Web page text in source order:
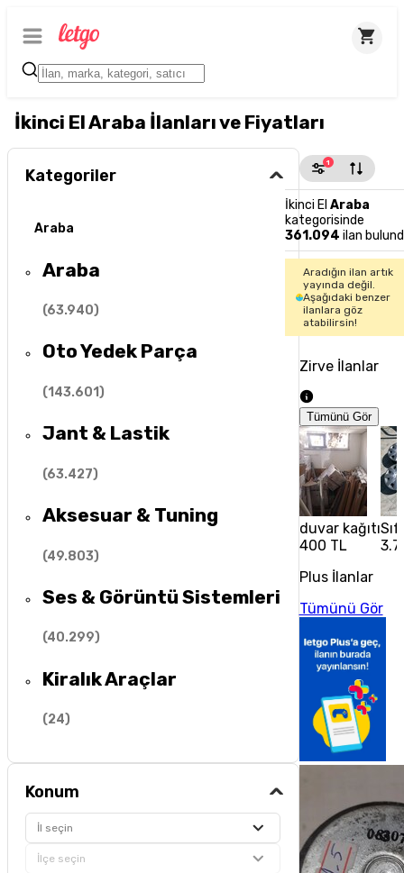
İkinci El Araba İlanları ve Fiyatları
Kategoriler
Araba
Araba
(63.940)
Oto Yedek Parça
(143.601)
Jant & Lastik
(63.427)
Aksesuar & Tuning
(49.803)
Ses & Görüntü Sistemleri
(40.299)
Kiralık Araçlar
(24)
Konum
İl seçin
İlçe seçin
1
İkinci El Araba
kategorisinde
361.094 ilan
Aradığın ilan artık
yayında değil.
Aşağıdaki benzer
ilanlara göz
atabilirsin!
Zirve İlanlar
Tümünü Gör
duvar kağıtı
400 TL
Plus İlanlar
Tümünü Gör